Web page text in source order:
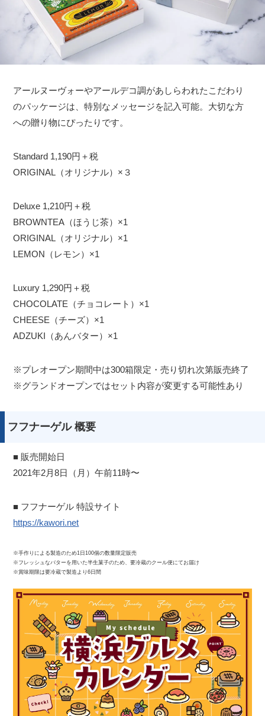
アールヌーヴォーやアールデコ調があしらわれたこだわり
のパッケージは、特別なメッセージを記入可能。大切な方
への贈り物にぴったりです。
Standard 1,190円＋税
ORIGINAL（オリジナル）×３
Deluxe 1,210円＋税
BROWNTEA（ほうじ茶）×1
ORIGINAL（オリジナル）×1
LEMON（レモン）×1
Luxury 1,290円＋税
CHOCOLATE（チョコレート）×1
CHEESE（チーズ）×1
ADZUKI（あんバター）×1
※プレオープン期間中は300箱限定・売り切れ次第販売終了
※グランドオープンではセット内容が変更する可能性あり
フフナーゲル 概要
■ 販売開始日
2021年2月8日（月）午前11時〜
■ フフナーゲル 特設サイト
https://kawori.net
※手作りによる製造のため1日100個の数量限定販売
※フレッシュなバターを用いた半生菓子のため、要冷蔵のクール便にてお届け
※賞味期限は要冷蔵で製造より6日間